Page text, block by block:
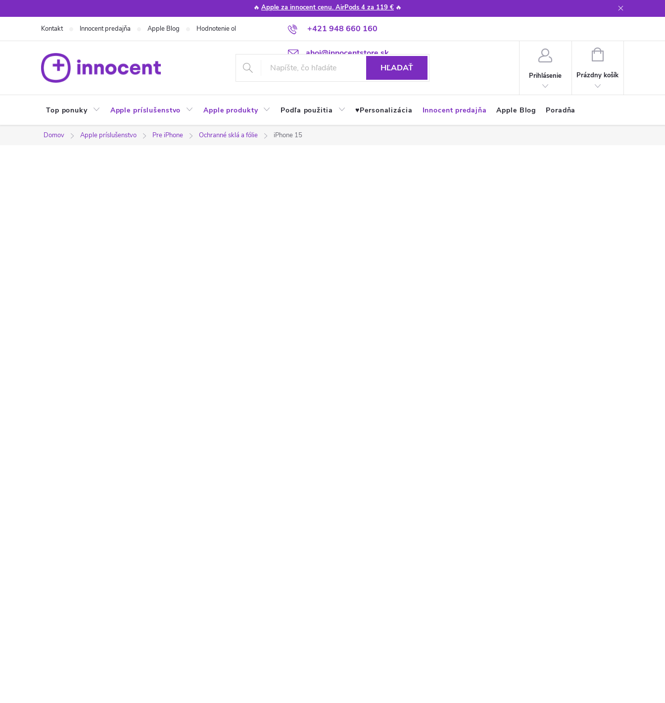
na
🔥 Apple za innocent cenu. AirPods 4 za 119 € 🔥
+421 948 660 160
ahoj@innocentstore.sk
Kontakt Innocent predajňa Apple Blog Hodnotenie obchodu Poradňa Apple návody a tipy
HĽADAŤ
Prihlásenie
NÁKUPNÝ
Prázdny košík
Top ponuky Apple príslušenstvo Apple produkty Podľa použitia ♥︎Personalizácia Innocent predajňa Apple Blog Poradňa
Domov Apple príslušenstvo Pre iPhone Ochranné sklá a fólie iPhone 15